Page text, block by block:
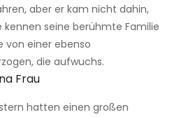
aber er kam nicht dahin,
kennen seine berühmte Familie
von einer ebenso
die aufwuchs.
Frau
hatten einen großen